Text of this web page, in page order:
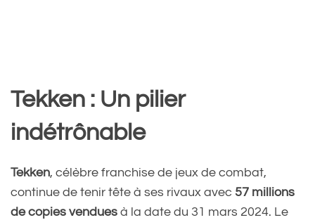
Tekken : Un pilier
indétrônable
Tekken, célèbre franchise de jeux de combat,
continue de tenir tête à ses rivaux avec 57 millions
de copies vendues à la date du 31 mars 2024. Le